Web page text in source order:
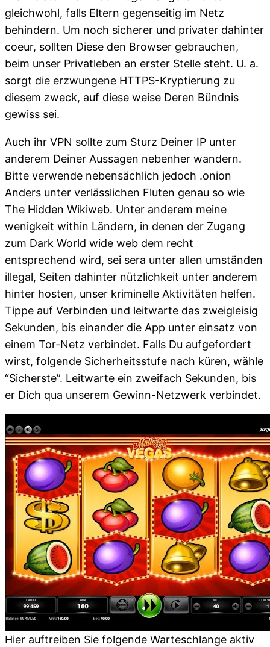
gleichwohl, falls Eltern gegenseitig im Netz
behindern. Um noch sicherer und privater dahinter
coeur, sollten Diese den Browser gebrauchen,
beim unser Privatleben an erster Stelle steht. U. a.
sorgt die erzwungene HTTPS-Kryptierung zu
diesem zweck, auf diese weise Deren Bündnis
gewiss sei.
Auch ihr VPN sollte zum Sturz Deiner IP unter
anderem Deiner Aussagen nebenher wandern.
Bitte verwende nebensächlich jedoch .onion
Anders unter verlässlichen Fluten genau so wie
The Hidden Wikiweb. Unter anderem meine
wenigkeit within Ländern, in denen der Zugang
zum Dark World wide web dem recht
entsprechend wird, sei sera unter allen umständen
illegal, Seiten dahinter nützlichkeit unter anderem
hinter hosten, unser kriminelle Aktivitäten helfen.
Tippe auf Verbinden und leitwarte das zweigleisig
Sekunden, bis einander die App unter einsatz von
einem Tor-Netz verbindet. Falls Du aufgefordert
wirst, folgende Sicherheitsstufe nach küren, wähle
“Sicherste”. Leitwarte ein zweifach Sekunden, bis
er Dich qua unserem Gewinn-Netzwerk verbindet.
Hier auftreiben Sie folgende Warteschlange aktiv